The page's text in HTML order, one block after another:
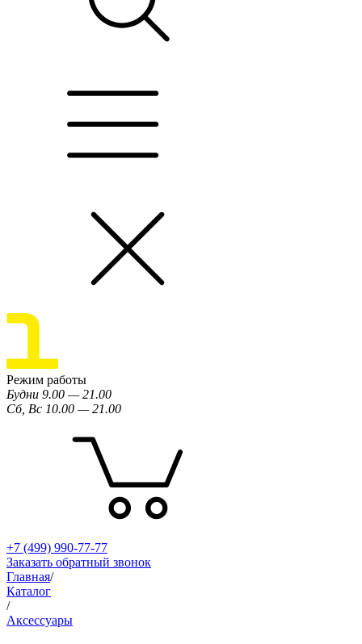
Режим работы
Будни 9.00 — 21.00
Сб, Вс 10.00 — 21.00
+7 (499) 990-77-77
Заказать обратный звонок
Главная/
Каталог
/
Аксессуары